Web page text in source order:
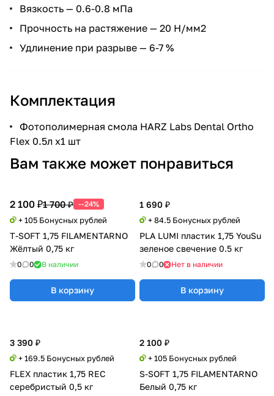
Вязкость — 0.6-0.8 мПа
Прочность на растяжение — 20 Н/мм2
Удлинение при разрыве — 6-7 %
Комплектация
Фотополимерная смола HARZ Labs Dental Ortho
Flex 0.5л х1 шт
Вам также может понравиться
2 100 ₽1 700 ₽ --24%
+ 105 Бонусных рублей
T-SOFT 1,75 FILAMENTARNO
Жёлтый 0,75 кг
0 0 В наличии
В корзину
1 690 ₽
+ 84.5 Бонусных рублей
PLA LUMI пластик 1,75 YouSu
зеленое свечение 0.5 кг
0 0 Нет в наличии
В корзину
2 100 ₽
+ 105 Бонусных рублей
S-SOFT 1,75 FILAMENTARNO
Белый 0,75 кг
3 390 ₽
+ 169.5 Бонусных рублей
FLEX пластик 1,75 REC
серебристый 0,5 кг